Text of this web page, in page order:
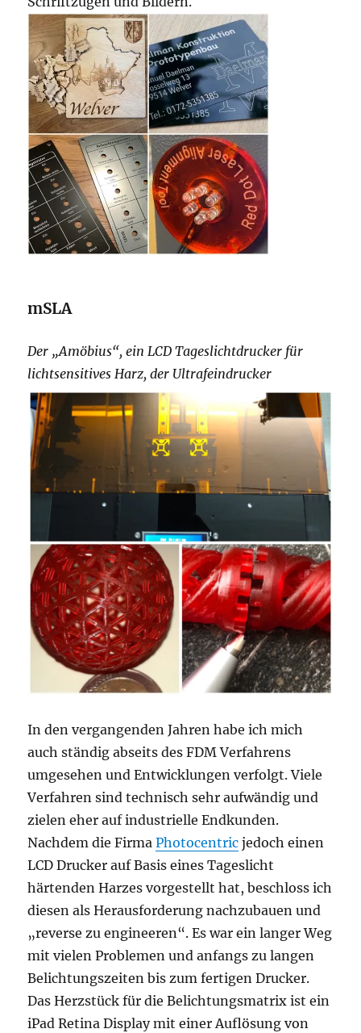
mSLA
Der „Amöbius“, ein LCD Tageslichtdrucker für
lichtsensitives Harz, der Ultrafeindrucker
In den vergangenden Jahren habe ich mich
auch ständig abseits des FDM Verfahrens
umgesehen und Entwicklungen verfolgt. Viele
Verfahren sind technisch sehr aufwändig und
zielen eher auf industrielle Endkunden.
Nachdem die FirmaPhotocentric jedoch einen
LCD Drucker auf Basis eines Tageslicht
härtenden Harzes vorgestellt hat, beschloss ich
diesen als Herausforderung nachzubauen und
„reverse zu engineeren“. Es war ein langer Weg
mit vielen Problemen und anfangs zu langen
Belichtungszeiten bis zum fertigen Drucker.
Das Herzstück für die Belichtungsmatrix ist ein
iPad Retina Display mit einer Auflösung von